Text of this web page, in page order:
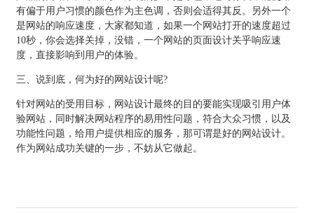
有偏于用户习惯的颜色作为主色调，否则会适得其反。另外一个
是网站的响应速度，大家都知道，如果一个网站打开的速度超过
10秒，你会选择关掉，没错，一个网站的页面设计关乎响应速
度，直接影响到用户的体验。
三、说到底，何为好的网站设计呢?
针对网站的受用目标，网站设计最终的目的要能实现吸引用户体
验网站，同时解决网站程序的易用性问题，符合大众习惯，以及
功能性问题，给用户提供相应的服务，那可谓是好的网站设计。
作为网站成功关键的一步，不妨从它做起。